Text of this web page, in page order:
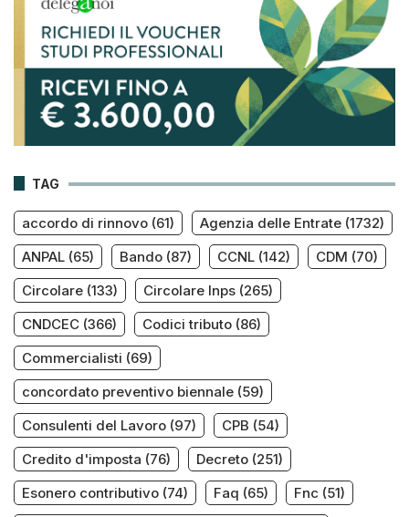
TAG
accordo di rinnovo (61) Agenzia delle Entrate (1732)
ANPAL (65) Bando (87) CCNL (142) CDM (70)
Circolare (133) Circolare Inps (265)
CNDCEC (366) Codici tributo (86)
Commercialisti (69)
concordato preventivo biennale (59)
Consulenti del Lavoro (97) CPB (54)
Credito d'imposta (76) Decreto (251)
Esonero contributivo (74) Faq (65) Fnc (51)